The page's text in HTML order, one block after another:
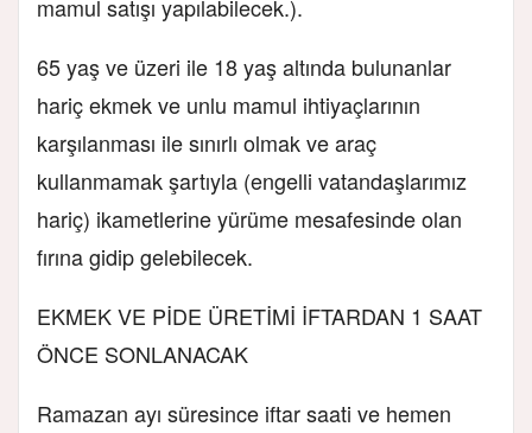
mamul satışı yapılabilecek.).
65 yaş ve üzeri ile 18 yaş altında bulunanlar
hariç ekmek ve unlu mamul ihtiyaçlarının
karşılanması ile sınırlı olmak ve araç
kullanmamak şartıyla (engelli vatandaşlarımız
hariç) ikametlerine yürüme mesafesinde olan
fırına gidip gelebilecek.
EKMEK VE PİDE ÜRETİMİ İFTARDAN 1 SAAT
ÖNCE SONLANACAK
Ramazan ayı süresince iftar saati ve hemen